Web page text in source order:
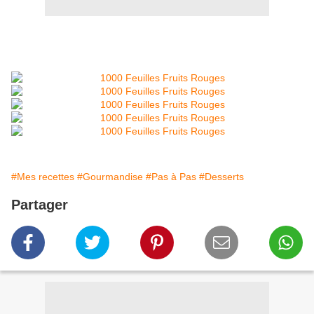
#Mes recettes #Gourmandise #Pas à Pas #Desserts
Partager